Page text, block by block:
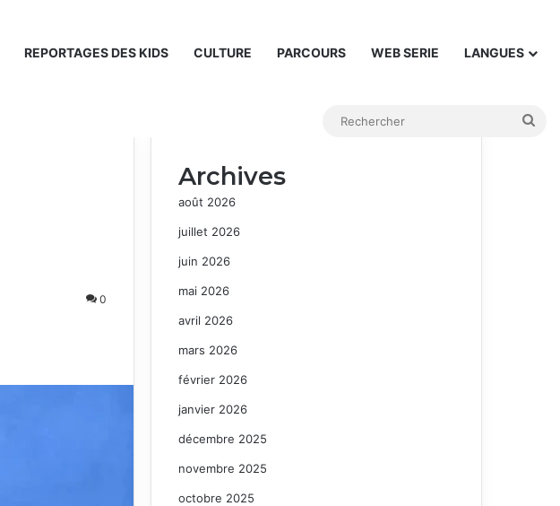
REPORTAGES DES KIDS CULTURE PARCOURS WEB SERIE LANGUES
0
Archives
août 2026
juillet 2026
juin 2026
mai 2026
avril 2026
mars 2026
février 2026
janvier 2026
décembre 2025
novembre 2025
octobre 2025